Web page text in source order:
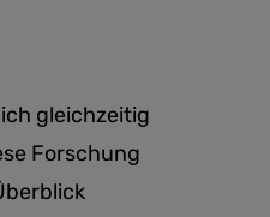
gleichzeitig
Forschung